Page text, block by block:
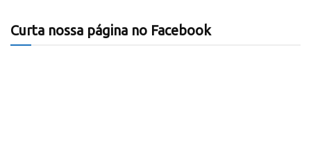
Curta nossa página no Facebook